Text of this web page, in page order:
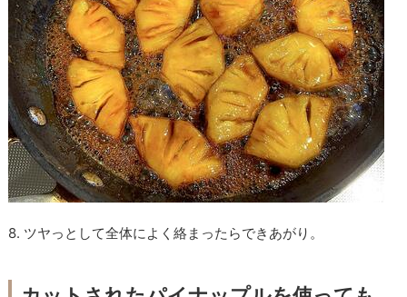
8. ツヤっとして全体によく絡まったらできあがり。